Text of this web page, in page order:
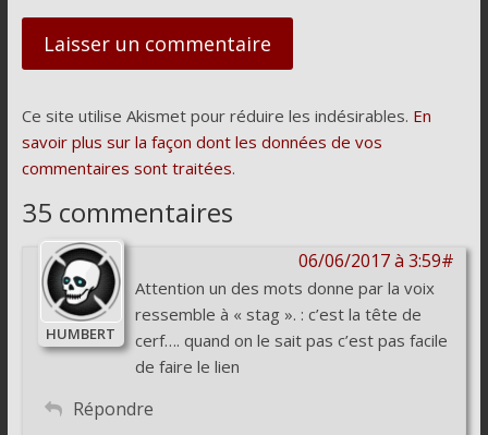
Ce site utilise Akismet pour réduire les indésirables. En
savoir plus sur la façon dont les données de vos
commentaires sont traitées.
35 commentaires
06/06/2017 à 3:59#
HUMBERT
Attention un des mots donne par la voix
ressemble à « stag ». : c’est la tête de
cerf…. quand on le sait pas c’est pas facile
de faire le lien
Répondre